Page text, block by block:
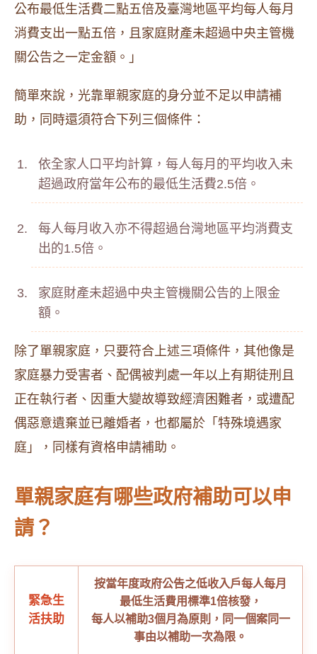
公布最低生活費二點五倍及臺灣地區平均每人每月
消費支出一點五倍，且家庭財產未超過中央主管機
關公告之一定金額。」
簡單來說，光靠單親家庭的身分並不足以申請補
助，同時還須符合下列三個條件：
依全家人口平均計算，每人每月的平均收入未
超過政府當年公布的最低生活費2.5倍。
每人每月收入亦不得超過台灣地區平均消費支
出的1.5倍。
家庭財產未超過中央主管機關公告的上限金
額。
除了單親家庭，只要符合上述三項條件，其他像是
家庭暴力受害者、配偶被判處一年以上有期徒刑且
正在執行者、因重大變故導致經濟困難者，或遭配
偶惡意遺棄並已離婚者，也都屬於「特殊境遇家
庭」，同樣有資格申請補助。
單親家庭有哪些政府補助可以申
請？
緊急生
活扶助
按當年度政府公告之低收入戶每人每月
最低生活費用標準1倍核發，
每人以補助3個月為原則，同一個案同一
事由以補助一次為限。